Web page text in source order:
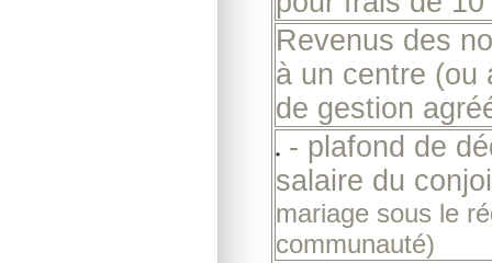
Revenus des
à un centre (ou
de gestion
- plafond de
salaire du
mariage sous le
communauté)